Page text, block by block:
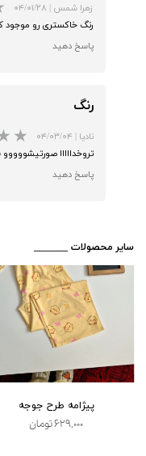
★★★★
★★
زهرا شمس | ۰۴/۰۱/۲۸
رنگ خاکستری رو موجود
پاسخ دهید
رنگ
نادیا | ۰۴/۰۳/۰۴
تروخدااااا
پاسخ دهید
پیژامه طرح جوجه
۶۲۹,۰۰۰ تومان
​_______ سایر محصولات